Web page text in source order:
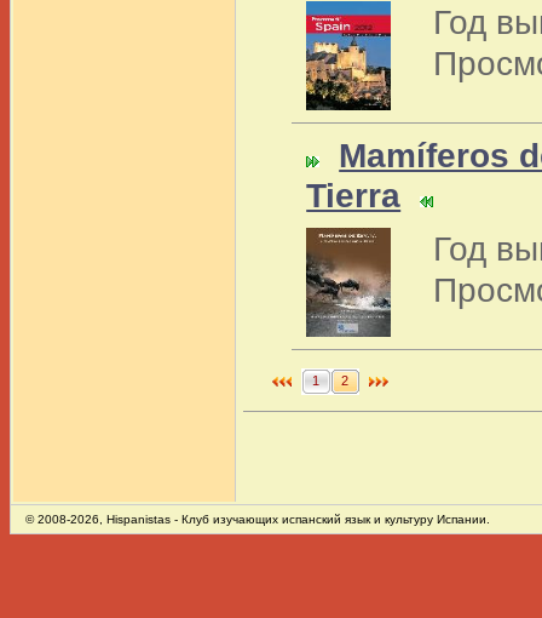
Год
Mamíferos
Tierra
Год
1 2
© 2008-2026, Hispanistas - Клуб изучающих испанский язык и культуру Испании.